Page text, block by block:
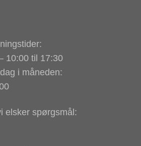
10:00 til 17:30
i måneden:
elsker spørgsmål: